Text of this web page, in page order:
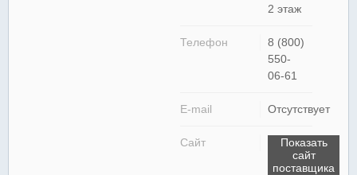
2 этаж
Телефон
8 (800)
550-
06-61
E-mail Отсутствует
Сайт
Показать
сайт
поставщика